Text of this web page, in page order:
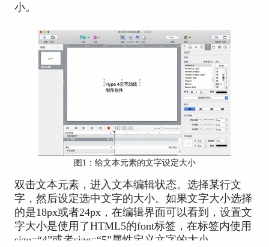
小。
图1：给文本元素的文字设定大小
双击文本元素，进入文本编辑状态。选择某行文
字，然后设定选中文字的大小。如果文字大小选择
的是18px或者24px，在编辑界面可以看到，设置文
字大小是使用了HTML5的font标签，在标签内使用
size=“4”或者size=“5”属性定义文字的大小。